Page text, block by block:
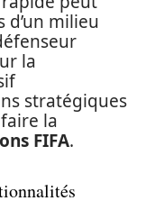
d’un milieu
la
stratégiques
la
FIFA.